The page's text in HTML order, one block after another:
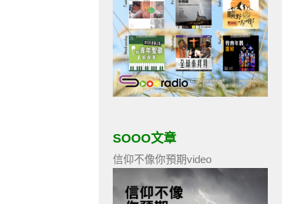
SOOO文章
信仰不像你預期video